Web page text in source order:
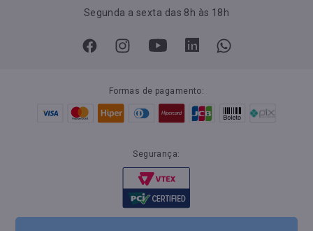
Segunda a sexta das 8h às 18h
Formas de pagamento:
Segurança: